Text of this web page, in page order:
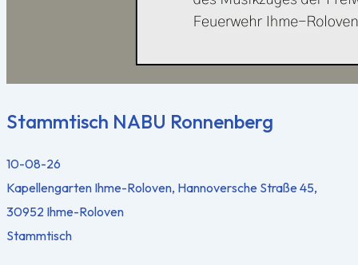
Stammtisch NABU Ronnenberg
10-08-26
Kapellengarten Ihme-Roloven, Hannoversche Straße 45,
30952 Ihme-Roloven
Stammtisch